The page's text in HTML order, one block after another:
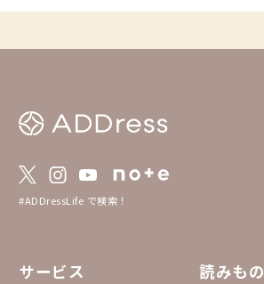
#ADDressLife で検索！
サービス 読みもの